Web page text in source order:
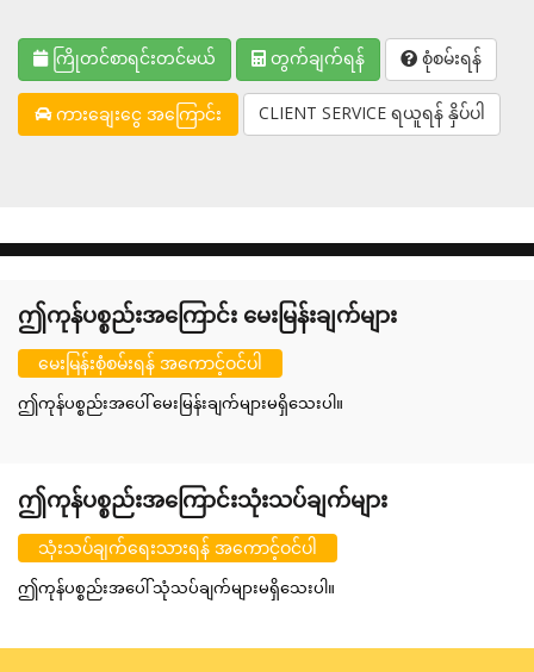
ကြိုတင်စာရင်းတင်မယ် တွက်ချက်ရန် စုံစမ်းရန်
ကားချေးငွေ အကြောင်း CLIENT SERVICE ရယူရန် နှိပ်ပါ
ဤကုန်ပစ္စည်းအကြောင်း မေးမြန်းချက်များ
မေးမြန်းစုံစမ်းရန် အကောင့်ဝင်ပါ
ဤကုန်ပစ္စည်းအပေါ် မေးမြန်းချက်များမရှိသေးပါ။
ဤကုန်ပစ္စည်းအကြောင်းသုံးသပ်ချက်များ
သုံးသပ်ချက်ရေးသားရန် အကောင့်ဝင်ပါ
ဤကုန်ပစ္စည်းအပေါ် သုံသပ်ချက်များမရှိသေးပါ။